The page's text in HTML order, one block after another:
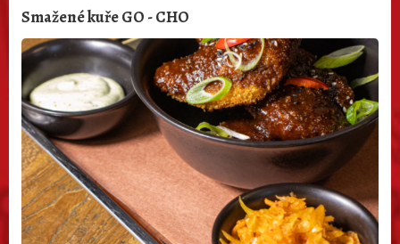
Smažené kuře GO - CHO